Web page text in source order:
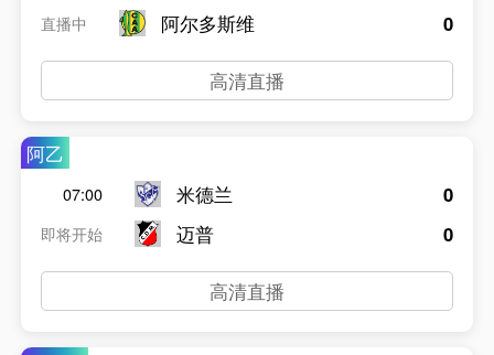
直播中
阿尔多斯维
0
高清直播
阿乙
07:00
即将开始
米德兰
迈普
0
0
高清直播